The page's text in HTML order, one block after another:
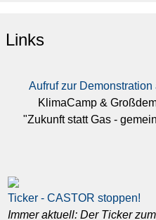
Links
Aufruf zur
KlimaCamp &
"Zukunft statt Gas -
Ticker - CASTOR stoppen!
Immer aktuell: Der Ticker